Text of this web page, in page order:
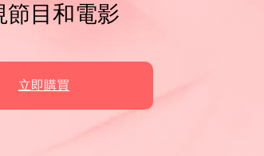
節目和電影
立即購買